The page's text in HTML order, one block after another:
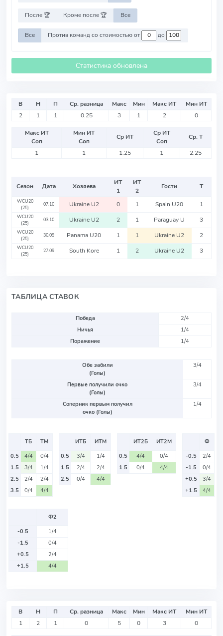
После 🏆 Кроме после 🏆 Все
Все Против команд со стоимостью от до
Статистика обновлена
В Н П Ср. разница Макс Мин Макс ИТ
Мин ИТ
2
1 1 0.25 3 1 2 0
Макс ИТ
Соп
Мин ИТ
Соп
Ср ИТ
Ср ИТ
Соп
Ср. Т
1
1 1.25 1 2.25
Сезон Дата Хозяева
ИТ
1
ИТ
2
Гости Т
WCU20
(25)
07.10 Ukraine U2 0 1 Spain U20 1
WCU20
(25)
03.10 Ukraine U2 2 1 Paraguay U 3
WCU20
(25)
30.09 Panama U20 1 1 Ukraine U2 2
WCU20
(25)
27.09 South Kore 1 2 Ukraine U2 3
ТАБЛИЦА СТАВОК
Победа
2/4
Ничья
1/4
Поражение
1/4
Обе забили
(Голы)
3/4
Первые получили очко
(Голы)
3/4
Соперник первым получил
очко (Голы)
1/4
ТБ
ТМ
0.5
4/4
0/4
1.5
3/4
1/4
2.5
2/4
2/4
3.5
0/4 4/4
ИТБ
ИТМ
0.5
3/4
1/4
1.5
2/4
2/4
2.5
0/4 4/4
ИТ2Б
ИТ2М
0.5
4/4
0/4
1.5
0/4 4/4
Ф
-0.5
2/4
-1.5
0/4
+0.5
3/4
+1.5
4/4
Ф2
-0.5
1/4
-1.5
0/4
+0.5
2/4
+1.5
4/4
В Н П Ср. разница Макс Мин Макс ИТ
Мин ИТ
1
2 1 0 5 0 3 0